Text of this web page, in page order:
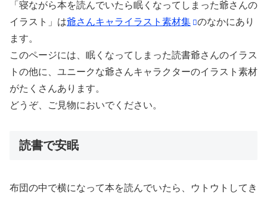
「寝ながら本を読んでいたら眠くなってしまった爺さんの
イラスト」は爺さんキャライラスト素材集
のなかにあり
ます。
このページには、眠くなってしまった読書爺さんのイラス
トの他に、ユニークな爺さんキャラクターのイラスト素材
がたくさんあります。
どうぞ、ご見物においでください。
読書で安眠
布団の中で横になって本を読んでいたら、ウトウトしてき